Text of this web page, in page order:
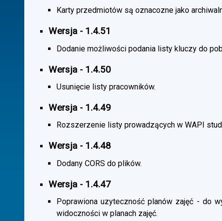
Karty przedmiotów są oznacozne jako
Wersja - 1.4.51
Dodanie możliwości podania listy kluczy do
Wersja - 1.4.50
Usunięcie listy pracowników.
Wersja - 1.4.49
Rozszerzenie listy prowadzących w WAPI
Wersja - 1.4.48
Dodany CORS do plików.
Wersja - 1.4.47
Poprawiona uzyteczność planów zajęć - do
widoczności w planach zajęć.